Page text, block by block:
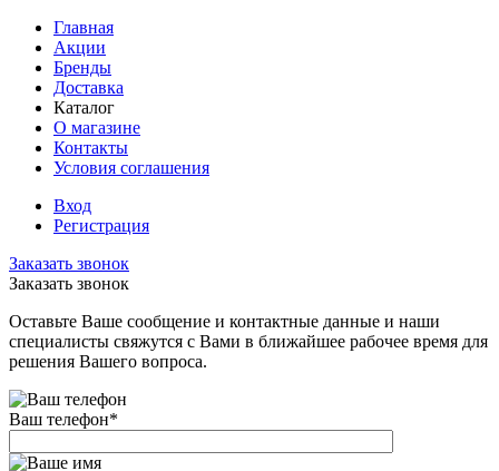
Главная
Акции
Бренды
Доставка
Каталог
О магазине
Контакты
Условия соглашения
Вход
Регистрация
Заказать звонок
Заказать звонок
Оставьте Ваше сообщение и контактные данные и наши
специалисты свяжутся с Вами в ближайшее рабочее время для
решения Вашего вопроса.
Ваш телефон*